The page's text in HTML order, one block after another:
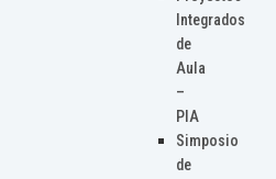
Integrados
de
Aula
–
PIA
Simposio
de